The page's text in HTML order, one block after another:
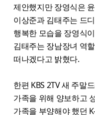
제안했지만 장영식은
이상준과 김태주는 드
행복한 모습을 장영식
김태주는 장남장녀 역
떠나겠다고 밝혔다.
한편 KBS 2TV 새 주말
가족을 위해 양보하고
가족을 부양해야 했던